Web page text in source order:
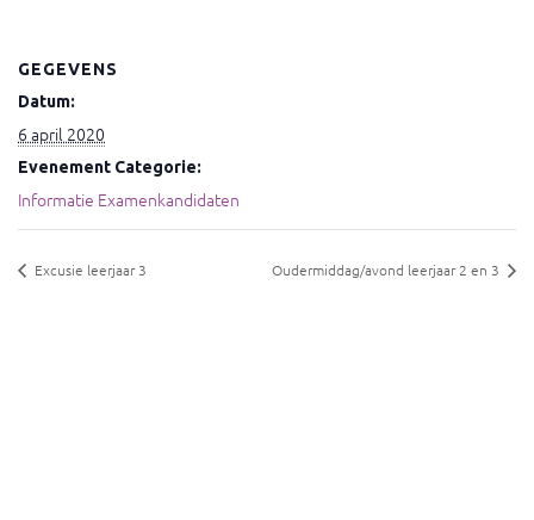
GEGEVENS
Datum:
6 april 2020
Evenement Categorie:
Informatie Examenkandidaten
Excusie leerjaar 3 Oudermiddag/avond leerjaar 2 en 3